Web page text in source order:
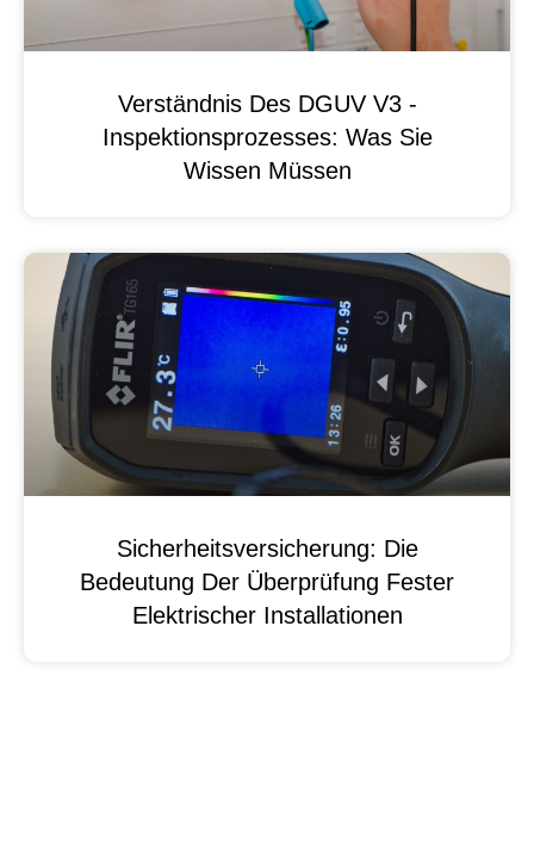
Verständnis Des DGUV V3 -
Inspektionsprozesses: Was Sie
Wissen Müssen
Sicherheitsversicherung: Die
Bedeutung Der Überprüfung Fester
Elektrischer Installationen